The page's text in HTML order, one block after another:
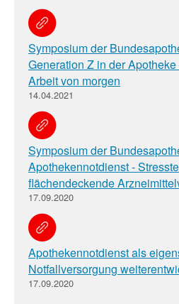
Symposium der
Generation Z in der
Arbeit von morgen
14.04.2021
Symposium der
Apothekennotdienst -
flächendeckende
17.09.2020
Apothekennotdienst als
Notfallversorgung
17.09.2020